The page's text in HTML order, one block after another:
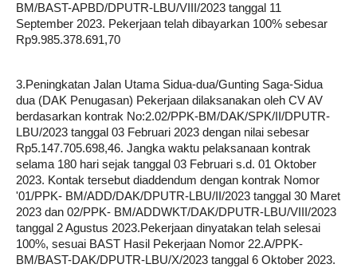
BM/BAST-APBD/DPUTR-LBU/VIII/2023 tanggal 11
September 2023. Pekerjaan telah dibayarkan 100% sebesar
Rp9.985.378.691,70
3.Peningkatan Jalan Utama Sidua-dua/Gunting Saga-Sidua
dua (DAK Penugasan) Pekerjaan dilaksanakan oleh CV AV
berdasarkan kontrak No:2.02/PPK-BM/DAK/SPK/II/DPUTR-
LBU/2023 tanggal 03 Februari 2023 dengan nilai sebesar
Rp5.147.705.698,46. Jangka waktu pelaksanaan kontrak
selama 180 hari sejak tanggal 03 Februari s.d. 01 Oktober
2023. Kontak tersebut diaddendum dengan kontrak Nomor
'01/PPK- BM/ADD/DAK/DPUTR-LBU/II/2023 tanggal 30 Maret
2023 dan 02/PPK- BM/ADDWKT/DAK/DPUTR-LBU/VIII/2023
tanggal 2 Agustus 2023.Pekerjaan dinyatakan telah selesai
100%, sesuai BAST Hasil Pekerjaan Nomor 22.A/PPK-
BM/BAST-DAK/DPUTR-LBU/X/2023 tanggal 6 Oktober 2023.